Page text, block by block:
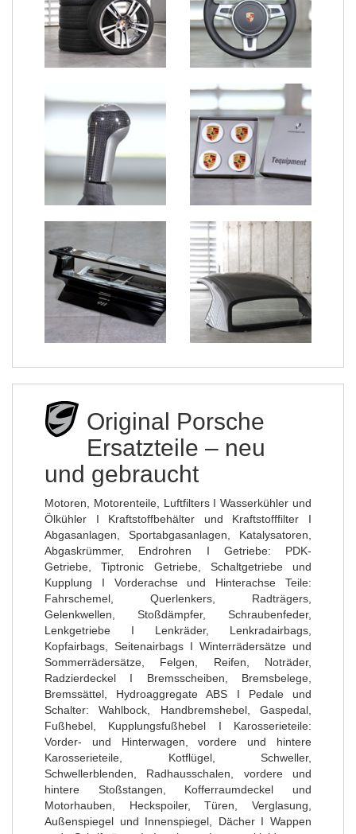
Original Porsche
Ersatzteile – neu
und gebraucht
Motoren, Motorenteile, Luftfilters I Wasserkühler und
Ölkühler I Kraftstoffbehälter und Kraftstofffilter I
Abgasanlagen, Sportabgasanlagen, Katalysatoren,
Abgaskrümmer, Endrohren I Getriebe: PDK-
Getriebe, Tiptronic Getriebe, Schaltgetriebe und
Kupplung I Vorderachse und Hinterachse Teile:
Fahrschemel, Querlenkers, Radträgers,
Gelenkwellen, Stoßdämpfer, Schraubenfeder,
Lenkgetriebe I Lenkräder, Lenkradairbags,
Kopfairbags, Seitenairbags I Winterrädersätze und
Sommerrädersätze, Felgen, Reifen, Noträder,
Radzierdeckel I Bremsscheiben, Bremsbelege,
Bremssättel, Hydroaggregate ABS I Pedale und
Schalter: Wahlbock, Handbremshebel, Gaspedal,
Fußhebel, Kupplungsfußhebel I Karosserieteile:
Vorder- und Hinterwagen, vordere und hintere
Karosserieteile, Kotflügel, Schweller,
Schwellerblenden, Radhausschalen, vordere und
hintere Stoßstangen, Kofferraumdeckel und
Motorhauben, Heckspoiler, Türen, Verglasung,
Außenspiegel und Innenspiegel, Dächer I Wappen